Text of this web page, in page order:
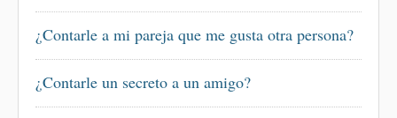
¿Contarle a mi pareja que me gusta otra persona?
¿Contarle un secreto a un amigo?